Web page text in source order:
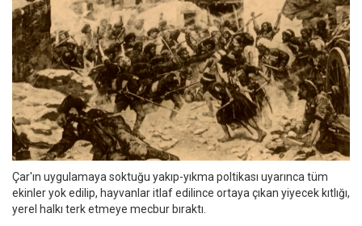
Çar'ın uygulamaya soktuğu yakıp-yıkma poltikası uyarınca tüm
ekinler yok edilip, hayvanlar itlaf edilince ortaya çıkan yiyecek kıtlığı,
yerel halkı terk etmeye mecbur bıraktı.